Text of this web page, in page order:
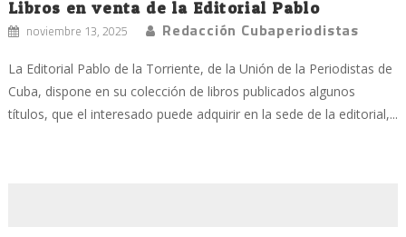
Libros en venta de la Editorial Pablo
noviembre 13, 2025 Redacción Cubaperiodistas
La Editorial Pablo de la Torriente, de la Unión de la Periodistas de
Cuba, dispone en su colección de libros publicados algunos
títulos, que el interesado puede adquirir en la sede de la editorial,...